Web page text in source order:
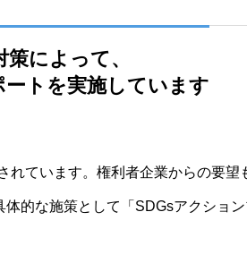
策によって、
トを実施しています
れています。権利者企業からの要望
的な施策として「SDGsアクショ